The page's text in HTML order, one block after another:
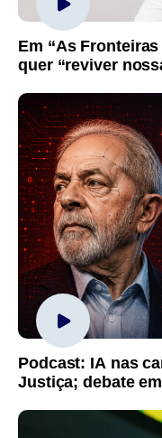
Em “As
quer “reviver
Podcast: IA nas
Justiça; debate